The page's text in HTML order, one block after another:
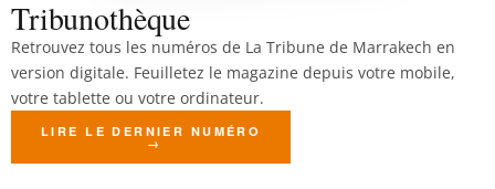
Tribunothèque
Retrouvez tous les numéros de La Tribune de Marrakech en
version digitale. Feuilletez le magazine depuis votre mobile,
votre tablette ou votre ordinateur.
LIRE LE DERNIER NUMÉRO